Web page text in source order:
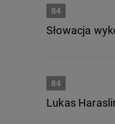
84
Słowacja
84
Lukas